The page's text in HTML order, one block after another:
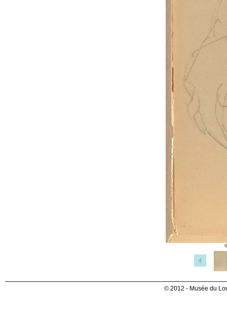
© 2012 - Musée du